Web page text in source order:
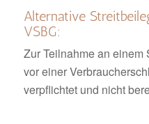
Alternative
VSBG:
Zur Teilnahme an
vor einer
verpflichtet und nicht